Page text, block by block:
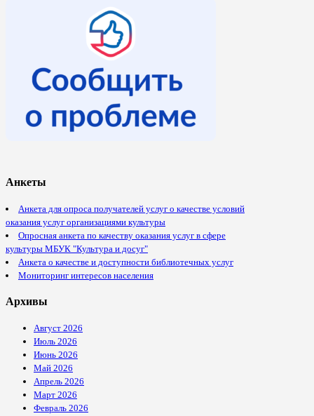
Анкеты
Анкета для опроса получателей услуг о качестве условий
оказания услуг организациями культуры
Опросная анкета по качеству оказания услуг в сфере
культуры МБУК "Культура и досуг"
Анкета о качестве и доступности библиотечных услуг
Мониторинг интересов населения
Архивы
Август 2026
Июль 2026
Июнь 2026
Май 2026
Апрель 2026
Март 2026
Февраль 2026